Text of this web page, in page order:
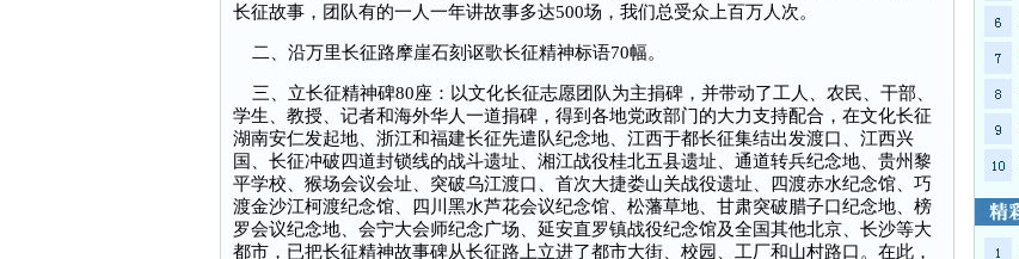
长征故事，团队有的一人一年讲故事多达500场，我们总受众上百万人次。
二、沿万里长征路摩崖石刻讴歌长征精神标语70幅。
三、立长征精神碑80座：以文化长征志愿团队为主捐碑，并带动了工人、农民、干部、
学生、教授、记者和海外华人一道捐碑，得到各地党政部门的大力支持配合，在文化长征
湖南安仁发起地、浙江和福建长征先遣队纪念地、江西于都长征集结出发渡口、江西兴
国、长征冲破四道封锁线的战斗遗址、湘江战役桂北五县遗址、通道转兵纪念地、贵州黎
平学校、猴场会议会址、突破乌江渡口、首次大捷娄山关战役遗址、四渡赤水纪念馆、巧
渡金沙江柯渡纪念馆、四川黑水芦花会议纪念馆、松藩草地、甘肃突破腊子口纪念地、榜
罗会议纪念地、会宁大会师纪念广场、延安直罗镇战役纪念馆及全国其他北京、长沙等大
都市，已把长征精神故事碑从长征路上立进了都市大街、校园、工厂和山村路口。在此，